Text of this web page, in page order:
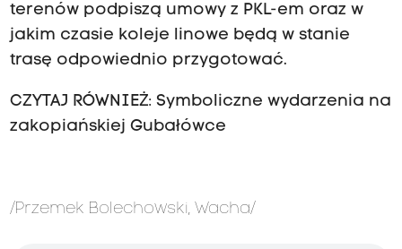
terenów podpiszą umowy z PKL-em oraz w
jakim czasie koleje linowe będą w stanie
trasę odpowiednio przygotować.
CZYTAJ RÓWNIEŻ: Symboliczne wydarzenia na
zakopiańskiej Gubałówce
/Przemek Bolechowski, Wacha/